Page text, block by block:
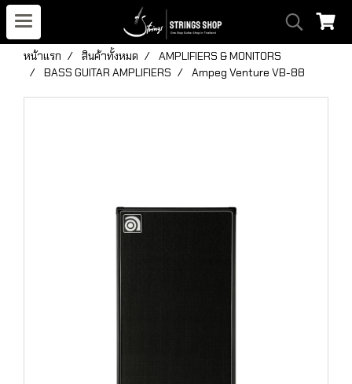
หน้าแรก สินค้าทั้งหมด
AMPLIFIERS & MONITORS
BASS GUITAR AMPLIFIERS
Ampeg Venture VB-88